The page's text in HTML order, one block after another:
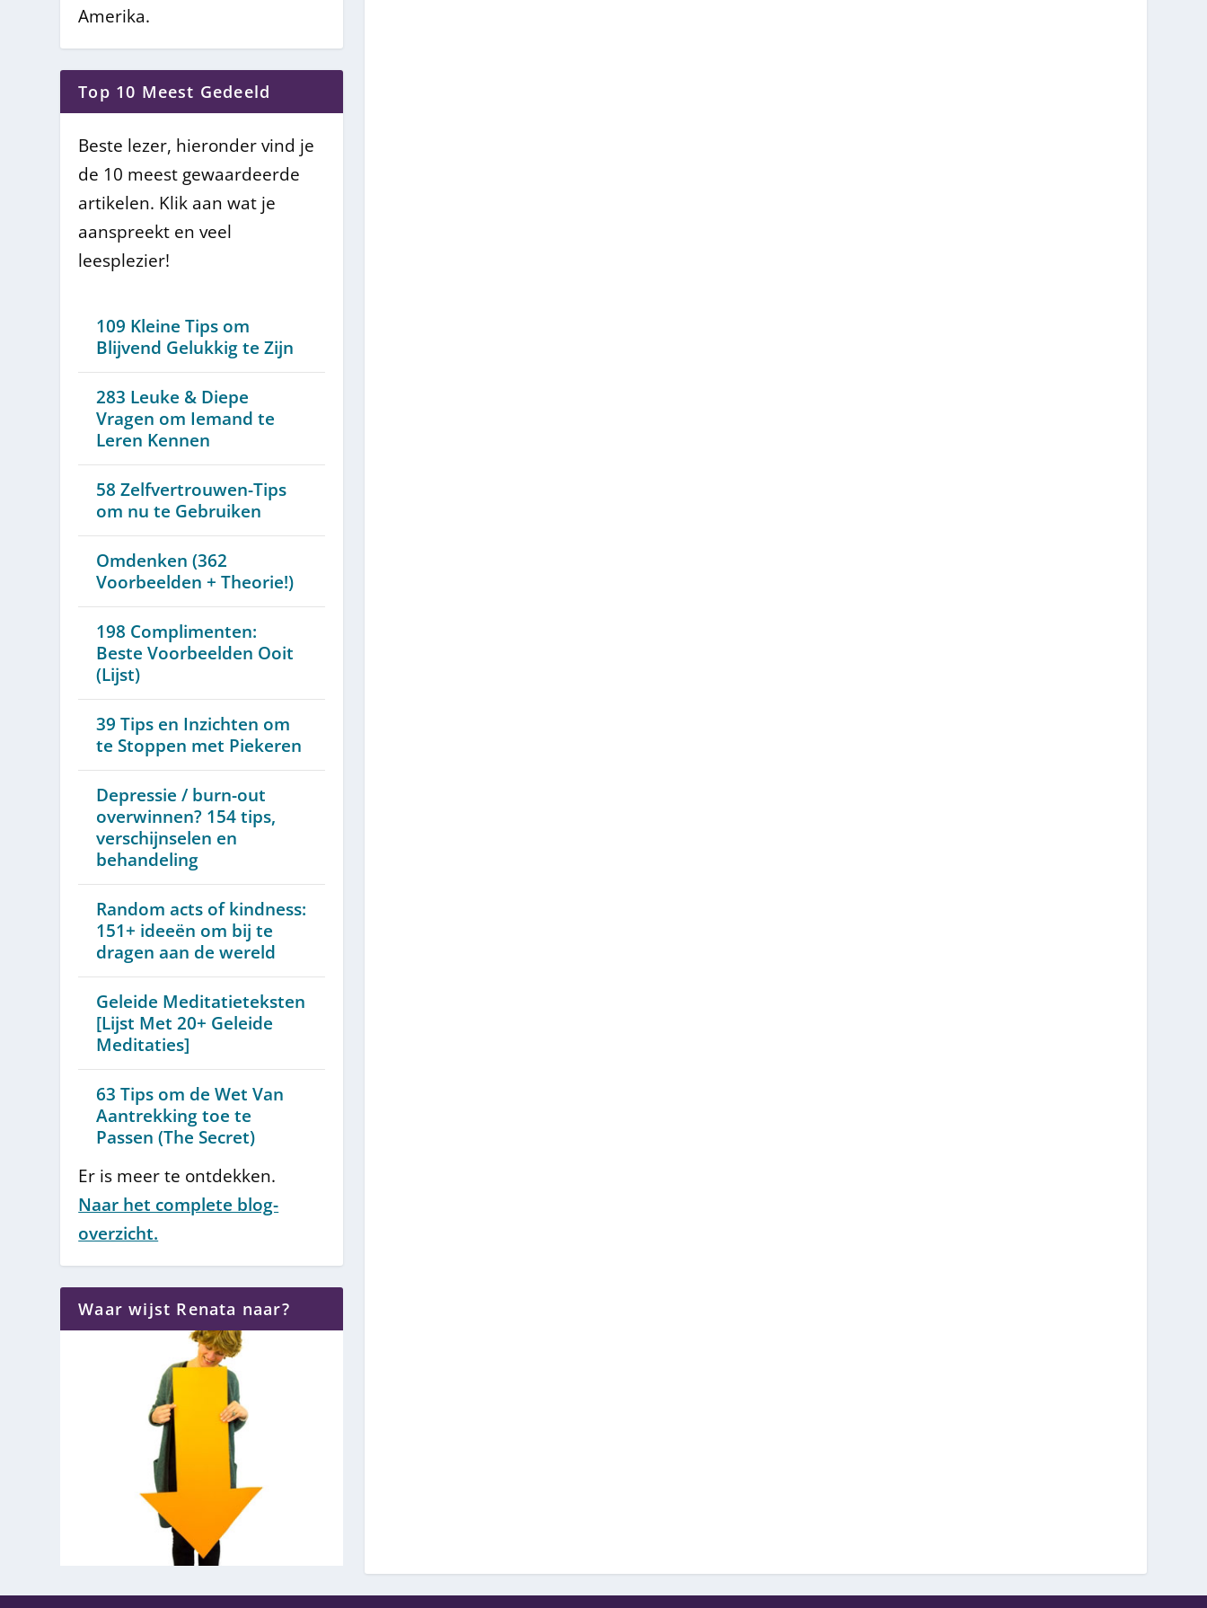
Amerika.
Top 10 Meest Gedeeld
Beste lezer, hieronder vind je
de 10 meest gewaardeerde
artikelen. Klik aan wat je
aanspreekt en veel
leesplezier!
109 Kleine Tips om
Blijvend Gelukkig te Zijn
283 Leuke & Diepe
Vragen om Iemand te
Leren Kennen
58 Zelfvertrouwen-Tips
om nu te Gebruiken
Omdenken (362
Voorbeelden + Theorie!)
198 Complimenten:
Beste Voorbeelden Ooit
(Lijst)
39 Tips en Inzichten om
te Stoppen met Piekeren
Depressie / burn-out
overwinnen? 154 tips,
verschijnselen en
behandeling
Random acts of kindness:
151+ ideeën om bij te
dragen aan de wereld
Geleide Meditatieteksten
[Lijst Met 20+ Geleide
Meditaties]
63 Tips om de Wet Van
Aantrekking toe te
Passen (The Secret)
Er is meer te ontdekken.
Naar het complete blog-
overzicht.
Waar wijst Renata naar?